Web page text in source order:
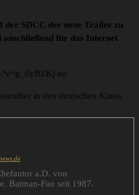
der SDCC der neue Trailer zu
anschließend für das Internet
eo
in den deutschen Kinos.
a.D. von
Batman-Fan seit 1987.